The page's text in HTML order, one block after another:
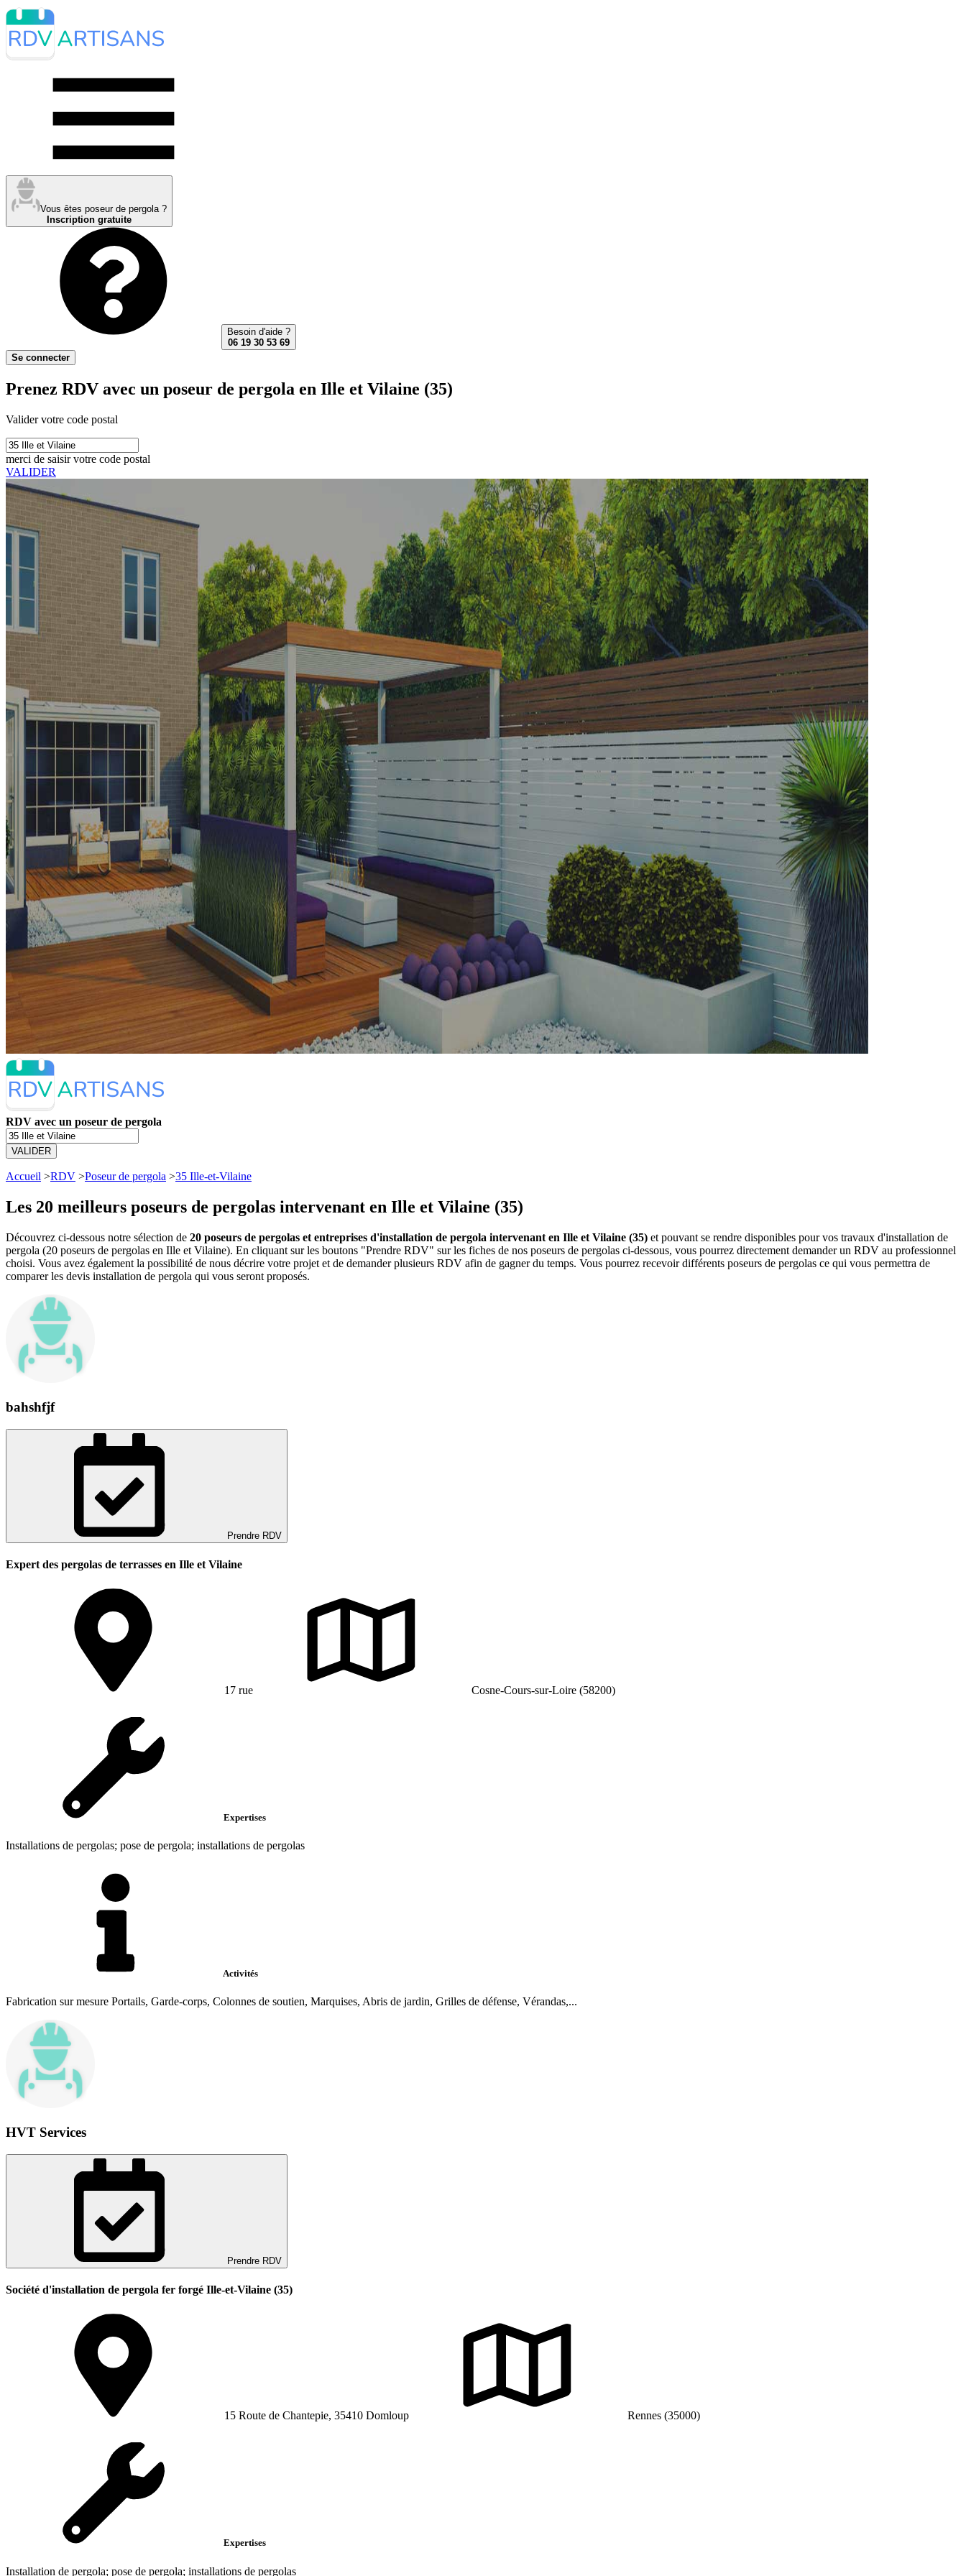
Vous êtes poseur de pergola ?
Inscription gratuite
Besoin d'aide ?
06 19 30 53 69
Se connecter
Prenez RDV avec un poseur de pergola en Ille et Vilaine (35)
Valider votre code postal
merci de saisir votre code postal
VALIDER
RDV avec un poseur de pergola
VALIDER
Accueil >RDV >Poseur de pergola >35 Ille-et-Vilaine
Les 20 meilleurs poseurs de pergolas intervenant en Ille et Vilaine (35)
Découvrez ci-dessous notre sélection de 20 poseurs de pergolas et entreprises d'installation de pergola intervenant en Ille et Vilaine (35) et pouvant se rendre disponibles pour vos travaux d'installation de
pergola (20 poseurs de pergolas en Ille et Vilaine). En cliquant sur les boutons "Prendre RDV" sur les fiches de nos poseurs de pergolas ci-dessous, vous pourrez directement demander un RDV au professionnel
choisi. Vous avez également la possibilité de nous décrire votre projet et de demander plusieurs RDV afin de gagner du temps. Vous pourrez recevoir différents poseurs de pergolas ce qui vous permettra de
comparer les devis installation de pergola qui vous seront proposés.
bahshfjf
Prendre RDV
Expert des pergolas de terrasses en Ille et Vilaine
17 rue Cosne-Cours-sur-Loire (58200)
Expertises
Installations de pergolas; pose de pergola; installations de pergolas
Activités
Fabrication sur mesure Portails, Garde-corps, Colonnes de soutien, Marquises, Abris de jardin, Grilles de défense, Vérandas,...
HVT Services
Prendre RDV
Société d'installation de pergola fer forgé Ille-et-Vilaine (35)
15 Route de Chantepie, 35410 Domloup Rennes (35000)
Expertises
Installation de pergola; pose de pergola; installations de pergolas